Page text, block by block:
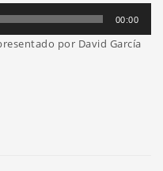
00:00
por David García